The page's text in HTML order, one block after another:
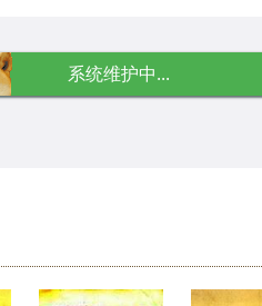
系统维护中...